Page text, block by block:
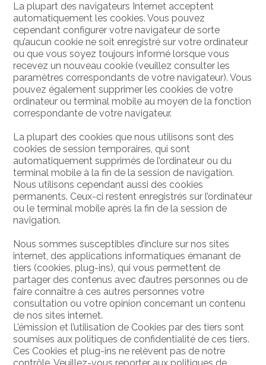
La plupart des navigateurs Internet acceptent
automatiquement les cookies. Vous pouvez
cependant configurer votre navigateur de sorte
qu’aucun cookie ne soit enregistré sur votre ordinateur
ou que vous soyez toujours informé lorsque vous
recevez un nouveau cookie (veuillez consulter les
paramètres correspondants de votre navigateur). Vous
pouvez également supprimer les cookies de votre
ordinateur ou terminal mobile au moyen de la fonction
correspondante de votre navigateur.
La plupart des cookies que nous utilisons sont des
cookies de session temporaires, qui sont
automatiquement supprimés de l’ordinateur ou du
terminal mobile à la fin de la session de navigation.
Nous utilisons cependant aussi des cookies
permanents. Ceux-ci restent enregistrés sur l’ordinateur
ou le terminal mobile après la fin de la session de
navigation.
Nous sommes susceptibles d’inclure sur nos sites
internet, des applications informatiques émanant de
tiers (cookies, plug-ins), qui vous permettent de
partager des contenus avec d’autres personnes ou de
faire connaître à ces autres personnes votre
consultation ou votre opinion concernant un contenu
de nos sites internet.
L’émission et l’utilisation de Cookies par des tiers sont
soumises aux politiques de confidentialité de ces tiers.
Ces Cookies et plug-ins ne relèvent pas de notre